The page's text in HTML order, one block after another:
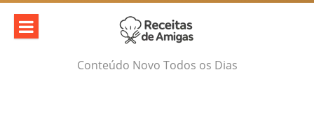
Skip
content
Conteúdo Novo Todos os Dias